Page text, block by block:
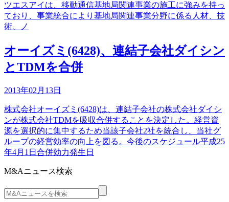
ツエスアイは、移動通信基地局関連事業の施工に強みを持っ
ており、事業統合により基地局関連事業分野に係る人材、技
術、ノ
オーイズミ(6428)、連結子会社ダイシン
とTDMを合併
2013年02月13日
株式会社オーイズミ(6428)は、連結子会社の株式会社ダイシ
ンが株式会社TDMを吸収合併することを決定した。経営資
源を選択的に集中するため当該子会社2社を統合し、当社グ
ループの経営効率の向上を図る。今後のスケジュール平成25
年4月1日合併効力発生日
M&Aニュース検索